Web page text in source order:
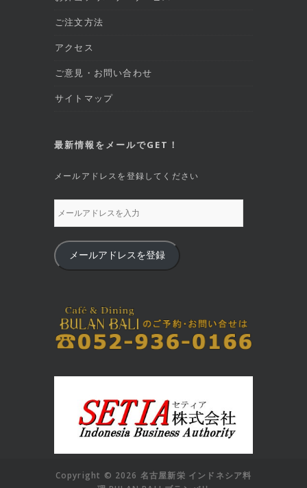
ご注文方法
アクセス
ご意見・お問い合わせ
サイトマップ
最新情報をメールでGET！
メールアドレスを登録してください
メールアドレスを登録
Copyright © 2026 名古屋新栄 インドネシア料